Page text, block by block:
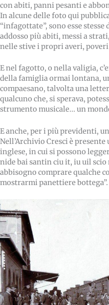
con abiti, panni pesanti e
In alcune delle foto qui
“infagottate”, sono esse
addosso più abiti, messi a
nelle stive i propri averi,
E nel fagotto, o nella valigia,
della famiglia ormai lontana,
compaesano, talvolta una
qualcuno che, si sperava,
strumento musicale... un
E anche, per i più previdenti,
Nell’Archivio Cresci è
inglese, in cui si possono
nide bai santin ciu it, iu uil
abbisogno comprare qualche
mostrarmi panettiere bottega”.